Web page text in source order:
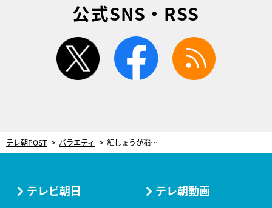
公式SNS・RSS
twitter facebook
テレ朝POST バラエティ 紅しょうが稲田、合コンで“芸人”と自己紹介せず…共演者の一言で一触即発「表出ろ！」
テレビ朝日 テレ朝動画